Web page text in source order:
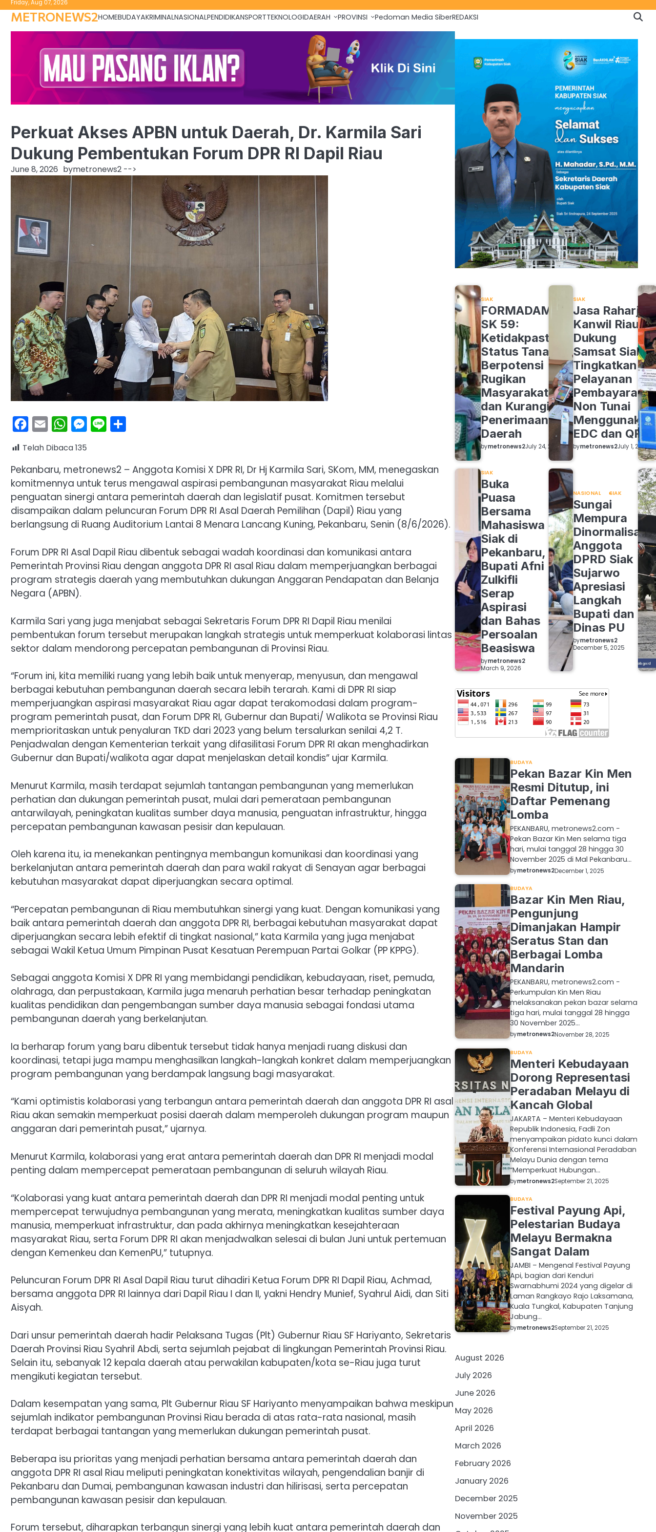
to
content
Friday, Aug 07, 2026
METRONEWS2HOMEBUDAYAKRIMINALNASIONALPENDIDIKANSPORTTEKNOLOGIDAERAH PROVINSI Pedoman Media SiberREDAKSI
Perkuat Akses APBN untuk Daerah, Dr. Karmila Sari
Dukung Pembentukan Forum DPR RI Dapil Riau
June 8, 2026 bymetronews2 -->
Facebook
EmailWhatsApp
Messenger
Line
Telah Dibaca135
Pekanbaru, metronews2 – Anggota Komisi X DPR RI, Dr Hj Karmila Sari, SKom, MM, menegaskan
komitmennya untuk terus mengawal aspirasi pembangunan masyarakat Riau melalui
penguatan sinergi antara pemerintah daerah dan legislatif pusat. Komitmen tersebut
disampaikan dalam peluncuran Forum DPR RI Asal Daerah Pemilihan (Dapil) Riau yang
berlangsung di Ruang Auditorium Lantai 8 Menara Lancang Kuning, Pekanbaru, Senin (8/6/2026).
Forum DPR RI Asal Dapil Riau dibentuk sebagai wadah koordinasi dan komunikasi antara
Pemerintah Provinsi Riau dengan anggota DPR RI asal Riau dalam memperjuangkan berbagai
program strategis daerah yang membutuhkan dukungan Anggaran Pendapatan dan Belanja
Negara (APBN).
Karmila Sari yang juga menjabat sebagai Sekretaris Forum DPR RI Dapil Riau menilai
pembentukan forum tersebut merupakan langkah strategis untuk memperkuat kolaborasi lintas
sektor dalam mendorong percepatan pembangunan di Provinsi Riau.
“Forum ini, kita memiliki ruang yang lebih baik untuk menyerap, menyusun, dan mengawal
berbagai kebutuhan pembangunan daerah secara lebih terarah. Kami di DPR RI siap
memperjuangkan aspirasi masyarakat Riau agar dapat terakomodasi dalam program-
program pemerintah pusat, dan Forum DPR RI, Gubernur dan Bupati/ Walikota se Provinsi Riau
memprioritaskan untuk penyaluran TKD dari 2023 yang belum tersalurkan senilai 4,2 T.
Penjadwalan dengan Kementerian terkait yang difasilitasi Forum DPR RI akan menghadirkan
Gubernur dan Bupati/walikota agar dapat menjelaskan detail kondis” ujar Karmila.
Menurut Karmila, masih terdapat sejumlah tantangan pembangunan yang memerlukan
perhatian dan dukungan pemerintah pusat, mulai dari pemerataan pembangunan
antarwilayah, peningkatan kualitas sumber daya manusia, penguatan infrastruktur, hingga
percepatan pembangunan kawasan pesisir dan kepulauan.
Oleh karena itu, ia menekankan pentingnya membangun komunikasi dan koordinasi yang
berkelanjutan antara pemerintah daerah dan para wakil rakyat di Senayan agar berbagai
kebutuhan masyarakat dapat diperjuangkan secara optimal.
“Percepatan pembangunan di Riau membutuhkan sinergi yang kuat. Dengan komunikasi yang
baik antara pemerintah daerah dan anggota DPR RI, berbagai kebutuhan masyarakat dapat
diperjuangkan secara lebih efektif di tingkat nasional,” kata Karmila yang juga menjabat
sebagai Wakil Ketua Umum Pimpinan Pusat Kesatuan Perempuan Partai Golkar (PP KPPG).
Sebagai anggota Komisi X DPR RI yang membidangi pendidikan, kebudayaan, riset, pemuda,
olahraga, dan perpustakaan, Karmila juga menaruh perhatian besar terhadap peningkatan
kualitas pendidikan dan pengembangan sumber daya manusia sebagai fondasi utama
pembangunan daerah yang berkelanjutan.
Ia berharap forum yang baru dibentuk tersebut tidak hanya menjadi ruang diskusi dan
koordinasi, tetapi juga mampu menghasilkan langkah-langkah konkret dalam memperjuangkan
program pembangunan yang berdampak langsung bagi masyarakat.
“Kami optimistis kolaborasi yang terbangun antara pemerintah daerah dan anggota DPR RI asal
Riau akan semakin memperkuat posisi daerah dalam memperoleh dukungan program maupun
anggaran dari pemerintah pusat,” ujarnya.
Menurut Karmila, kolaborasi yang erat antara pemerintah daerah dan DPR RI menjadi modal
penting dalam mempercepat pemerataan pembangunan di seluruh wilayah Riau.
“Kolaborasi yang kuat antara pemerintah daerah dan DPR RI menjadi modal penting untuk
mempercepat terwujudnya pembangunan yang merata, meningkatkan kualitas sumber daya
manusia, memperkuat infrastruktur, dan pada akhirnya meningkatkan kesejahteraan
masyarakat Riau, serta Forum DPR RI akan menjadwalkan selesai di bulan Juni untuk pertemuan
dengan Kemenkeu dan KemenPU,” tutupnya.
Peluncuran Forum DPR RI Asal Dapil Riau turut dihadiri Ketua Forum DPR RI Dapil Riau, Achmad,
bersama anggota DPR RI lainnya dari Dapil Riau I dan II, yakni Hendry Munief, Syahrul Aidi, dan Siti
Aisyah.
Dari unsur pemerintah daerah hadir Pelaksana Tugas (Plt) Gubernur Riau SF Hariyanto, Sekretaris
Daerah Provinsi Riau Syahril Abdi, serta sejumlah pejabat di lingkungan Pemerintah Provinsi Riau.
Selain itu, sebanyak 12 kepala daerah atau perwakilan kabupaten/kota se-Riau juga turut
mengikuti kegiatan tersebut.
Dalam kesempatan yang sama, Plt Gubernur Riau SF Hariyanto menyampaikan bahwa meskipun
sejumlah indikator pembangunan Provinsi Riau berada di atas rata-rata nasional, masih
terdapat berbagai tantangan yang memerlukan dukungan pemerintah pusat.
Beberapa isu prioritas yang menjadi perhatian bersama antara pemerintah daerah dan
anggota DPR RI asal Riau meliputi peningkatan konektivitas wilayah, pengendalian banjir di
Pekanbaru dan Dumai, pembangunan kawasan industri dan hilirisasi, serta percepatan
pembangunan kawasan pesisir dan kepulauan.
Forum tersebut, diharapkan terbangun sinergi yang lebih kuat antara pemerintah daerah dan
SIAK
FORMADAM
SK 59:
Ketidakpastian
Status Tanah
Berpotensi
Rugikan
Masyarakat
dan Kurangi
Penerimaan
Daerah
bymetronews2July 24, 2026
SIAK
Jasa Raharja
Kanwil Riau
Dukung
Samsat Siak
Tingkatkan
Pelayanan
Pembayaran
Non Tunai
Menggunakan
EDC dan QRIS
bymetronews2July 1, 2026
SIAK
Buka
Puasa
Bersama
Mahasiswa
Siak di
Pekanbaru,
Bupati Afni
Zulkifli
Serap
Aspirasi
dan Bahas
Persoalan
Beasiswa
bymetronews2
March 9, 2026
NASIONAL SIAK
Sungai
Mempura
Dinormalisasi,
Anggota
DPRD Siak
Sujarwo
Apresiasi
Langkah
Bupati dan
Dinas PU
bymetronews2
December 5, 2025
BUDAYA
Pekan Bazar Kin Men
Resmi Ditutup, ini
Daftar Pemenang
Lomba
PEKANBARU, metronews2.com -
Pekan Bazar Kin Men selama tiga
hari, mulai tanggal 28 hingga 30
November 2025 di Mal Pekanbaru…
bymetronews2December 1, 2025
BUDAYA
Bazar Kin Men Riau,
Pengunjung
Dimanjakan Hampir
Seratus Stan dan
Berbagai Lomba
Mandarin
PEKANBARU, metronews2.com -
Perkumpulan Kin Men Riau
melaksanakan pekan bazar selama
tiga hari, mulai tanggal 28 hingga
30 November 2025…
bymetronews2November 28, 2025
BUDAYA
Menteri Kebudayaan
Dorong Representasi
Peradaban Melayu di
Kancah Global
JAKARTA – Menteri Kebudayaan
Republik Indonesia, Fadli Zon
menyampaikan pidato kunci dalam
Konferensi Internasional Peradaban
Melayu Dunia dengan tema
“Memperkuat Hubungan…
bymetronews2September 21, 2025
BUDAYA
Festival Payung Api,
Pelestarian Budaya
Melayu Bermakna
Sangat Dalam
JAMBI – Mengenal Festival Payung
Api, bagian dari Kenduri
Swarnabhumi 2024 yang digelar di
Laman Rangkayo Rajo Laksamana,
Kuala Tungkal, Kabupaten Tanjung
Jabung…
bymetronews2September 21, 2025
August 2026
July 2026
June 2026
May 2026
April 2026
March 2026
February 2026
January 2026
December 2025
November 2025